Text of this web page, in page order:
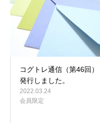
コグトレ通信（第46回）
発行しました。
2022.03.24
会員限定